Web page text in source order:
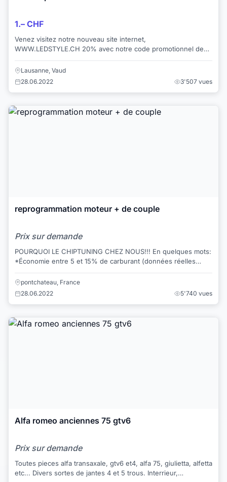
1.– CHF
Venez visitez notre nouveau site internet,
WWW.LEDSTYLE.CH 20% avec notre code promotionnel de
Lausanne, Vaud
28.06.2022
3'507 vues
reprogrammation moteur + de couple
Prix sur demande
POURQUOI LE CHIPTUNING CHEZ NOUS!!! En quelques mots:
*Économie entre 5 et 15% de carburant (données réelles
pontchateau, France
28.06.2022
5'740 vues
Alfa romeo anciennes 75 gtv6
Prix sur demande
Toutes pieces alfa transaxale, gtv6 et4, alfa 75, giulietta, alfetta
etc... Divers sortes de jantes 4 et 5 trous. Interrieur,